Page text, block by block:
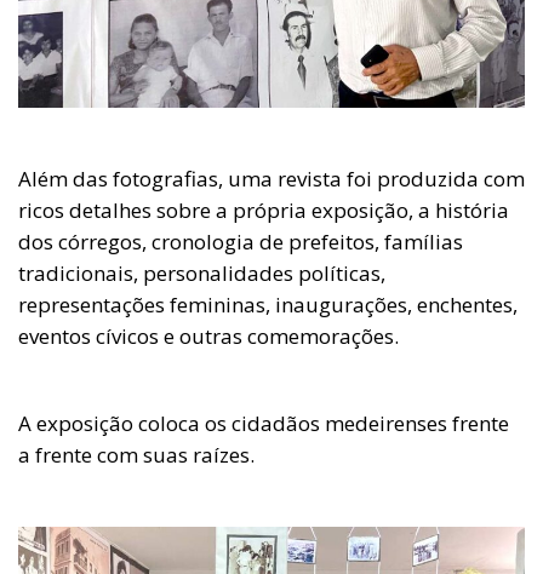
Além das fotografias, uma revista foi produzida com
ricos detalhes sobre a própria exposição, a história
dos córregos, cronologia de prefeitos, famílias
tradicionais, personalidades políticas,
representações femininas, inaugurações, enchentes,
eventos cívicos e outras comemorações.
A exposição coloca os cidadãos medeirenses frente
a frente com suas raízes.